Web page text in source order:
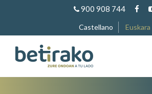
900 908 744
Castellano Euskara